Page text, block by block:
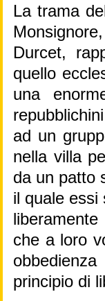
La trama
Durcet,
quello
una
ad un
nella villa
da un patto
il quale essi
che a loro
principio di